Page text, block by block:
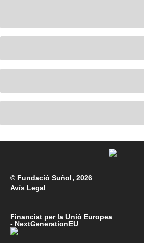
© Fundació Suñol, 2026
Avís Legal
Financiat per la Unió Europea
- NextGenerationEU